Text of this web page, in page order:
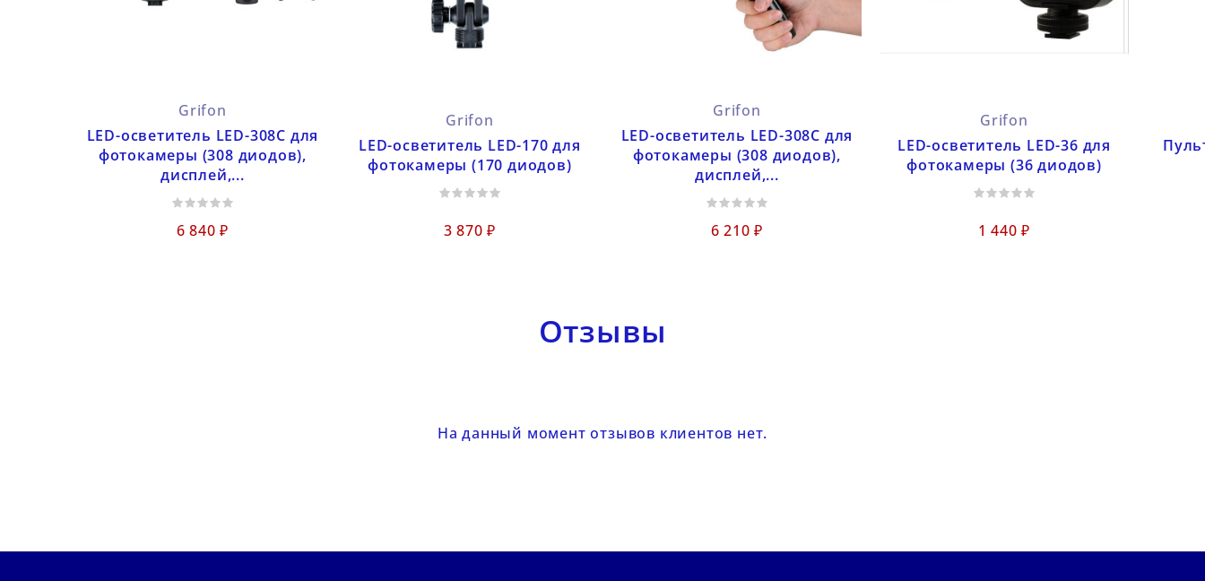
Grifon
LED-осветитель LED-308C для
фотокамеры (308 диодов),
дисплей,...
6 840 ₽
Grifon
LED-осветитель LED-170 для
фотокамеры (170 диодов)
3 870 ₽
Grifon
LED-осветитель LED-308C для
фотокамеры (308 диодов),
дисплей,...
6 210 ₽
Grifon
LED-осветитель LED-36 для
фотокамеры (36 диодов)
1 440 ₽
Отзывы
На данный момент отзывов клиентов нет.